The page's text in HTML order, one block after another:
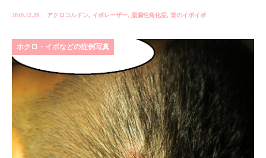
2019.12.28 アクロコルドン, イボレーザー, 脂漏性角化症, 首のイボイボ
ホクロ・イボなどの症例写真